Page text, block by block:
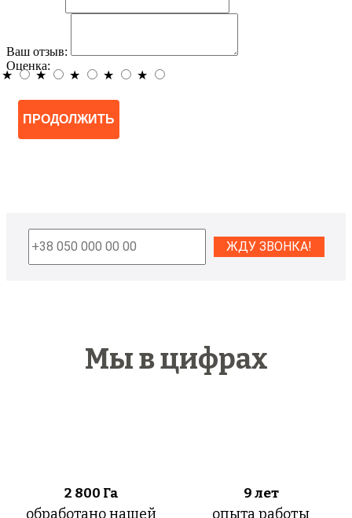
Ваш отзыв:
Оценка:
★
★
★
★
★
ПРОДОЛЖИТЬ
Мы в цифрах
2 800 Га
обработано нашей
9 лет
опыта работы